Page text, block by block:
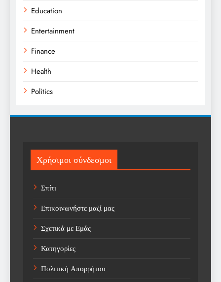
Education
Entertainment
Finance
Health
Politics
Sports
Technology
Trending
Weather
Αγορά
Αγορά Εργασίας
Αγροτικά Νέα
Χρήσιμοι σύνδεσμοι
Σπίτι
Επικοινωνήστε μαζί μας
Σχετικά με Εμάς
Κατηγορίες
Πολιτική Απορρήτου